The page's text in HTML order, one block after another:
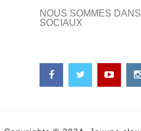
NOUS SOMMES
SOCIAUX